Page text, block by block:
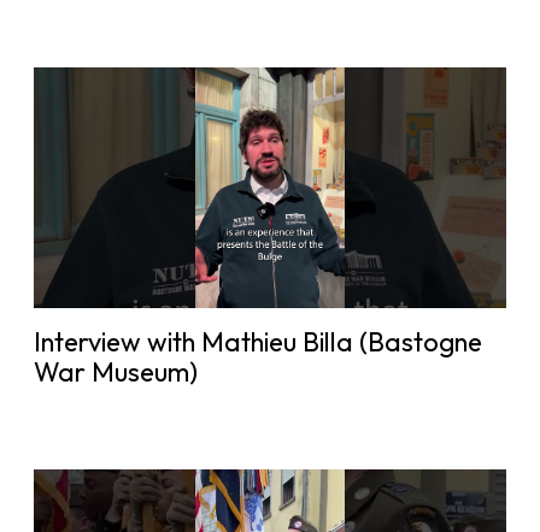
Interview with Mathieu Billa (Bastogne
War Museum)